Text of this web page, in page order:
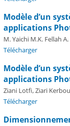
Modèle d’un
applications
M. Yaichi M.K. Fellah
Télécharger
Modèle d’un
applications
Ziani Lotfi, Ziari
Télécharger